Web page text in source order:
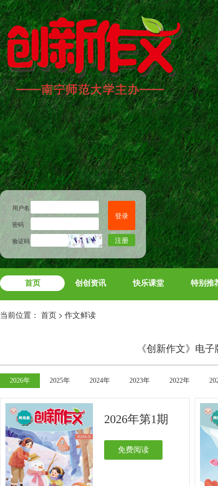
用户名
密码
验证码
登录
注册
首页 创创资讯 快乐课堂 特别推
当前位置： 首页 > 作文鲜读
《创新作文》电子
2026年 2025年 2024年 2023年 2022年
2026年第1期
免费阅读